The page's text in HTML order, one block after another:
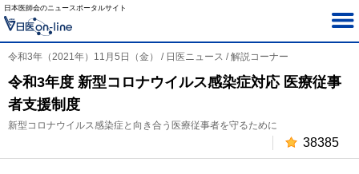
日本医師会のニュースポータルサイト
令和3年（2021年）11月5日（金） / 日医ニュース / 解説コーナー
令和3年度 新型コロナウイルス感染症対応 医療従事
者支援制度
新型コロナウイルス感染症と向き合う医療従事者を守るために
38385